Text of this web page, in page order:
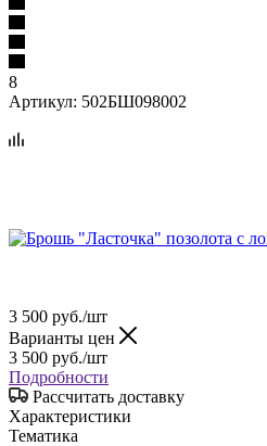
8
Артикул: 502БШ098002
3 500 руб./шт
Варианты цен
3 500 руб./шт
Подробности
Рассчитать доставку
Характеристики
Тематика